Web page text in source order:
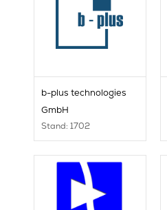
b-plus technologies
GmbH
Stand: 1702